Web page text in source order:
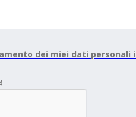
dei miei dati personali